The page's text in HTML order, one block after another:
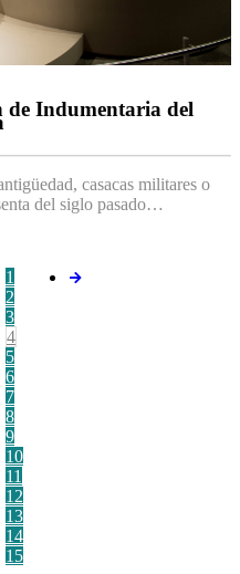
de Indumentaria del
casacas militares o
del siglo pasado…
1
2
3
4
5
6
7
8
9
10
11
12
13
14
15